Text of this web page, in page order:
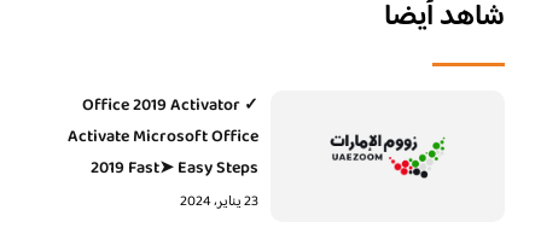
شاهد أيضا
Office 2019 Activator ✓
Activate Microsoft Office
2019 Fast➤ Easy Steps
23 يناير، 2024